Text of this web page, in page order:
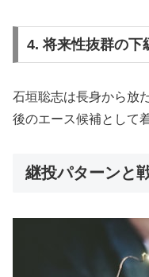
4. 将来性抜群の下
石垣聡志は長身から放
後のエース候補として
継投パターンと